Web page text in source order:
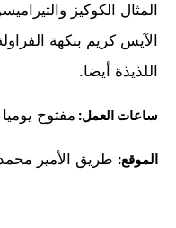
المثال الكوكيز
الآيس كريم بنكهة
اللذيذة أيضا.
ساعات العمل: مفتوح يوميا
الموقع: طريق الأمير محمد